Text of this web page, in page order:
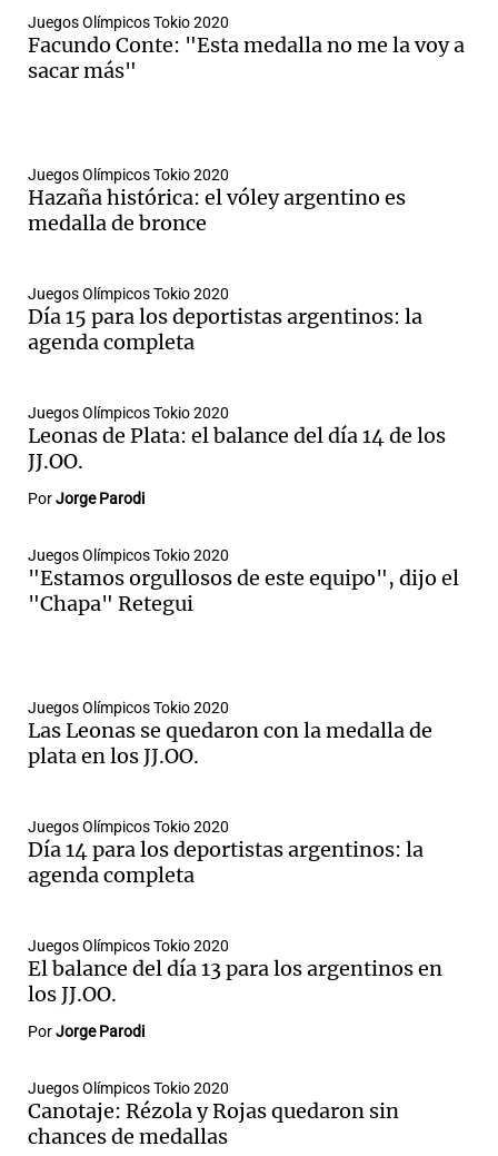
Juegos Olímpicos Tokio 2020
Facundo Conte: "Esta medalla no me la voy a
sacar más"
Juegos Olímpicos Tokio 2020
Hazaña histórica: el vóley argentino es
medalla de bronce
Juegos Olímpicos Tokio 2020
Día 15 para los deportistas argentinos: la
agenda completa
Juegos Olímpicos Tokio 2020
Leonas de Plata: el balance del día 14 de los
JJ.OO.
PorJorge Parodi
Juegos Olímpicos Tokio 2020
"Estamos orgullosos de este equipo", dijo el
"Chapa" Retegui
Juegos Olímpicos Tokio 2020
Las Leonas se quedaron con la medalla de
plata en los JJ.OO.
Juegos Olímpicos Tokio 2020
Día 14 para los deportistas argentinos: la
agenda completa
Juegos Olímpicos Tokio 2020
El balance del día 13 para los argentinos en
los JJ.OO.
PorJorge Parodi
Juegos Olímpicos Tokio 2020
Canotaje: Rézola y Rojas quedaron sin
chances de medallas